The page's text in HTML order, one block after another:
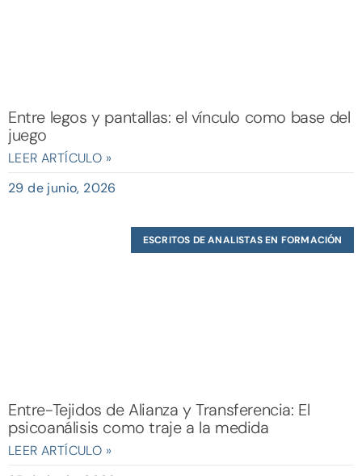
Entre legos y pantallas: el vínculo como base del
juego
LEER ARTÍCULO »
29 de junio, 2026
ESCRITOS DE ANALISTAS EN FORMACIÓN
Entre-Tejidos de Alianza y Transferencia: El
psicoanálisis como traje a la medida
LEER ARTÍCULO »